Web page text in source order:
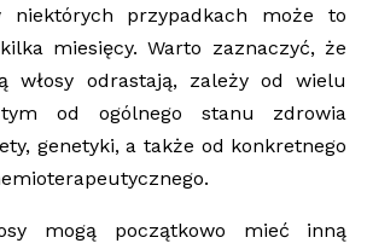
niektórych przypadkach może to
miesięcy. Warto zaznaczyć, że
włosy odrastają, zależy od wielu
od ogólnego stanu zdrowia
genetyki, a także od konkretnego
mogą początkowo mieć inną